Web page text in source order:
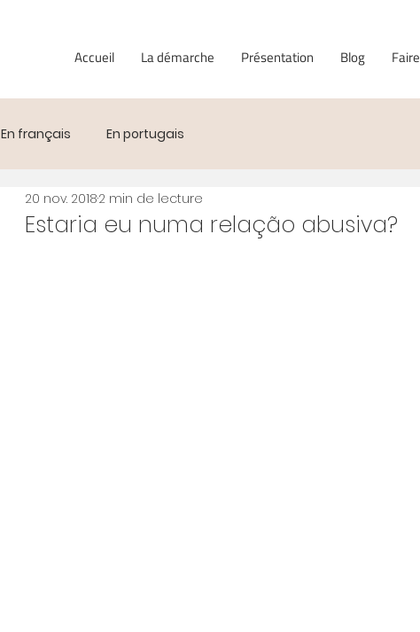
Accueil La démarche Présentation Blog
En français En portugais
Estaria eu numa relação abusiva?
20 nov. 20182 min de lecture